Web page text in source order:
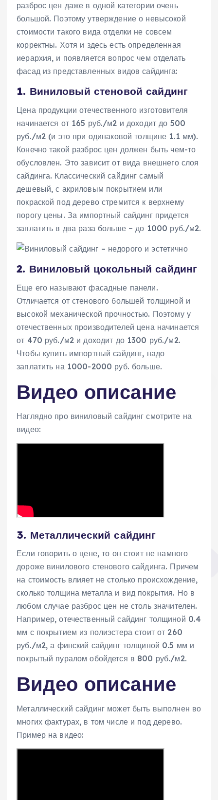
разброс цен даже в одной категории очень
большой. Поэтому утверждение о невысокой
стоимости такого вида отделки не совсем
корректны. Хотя и здесь есть определенная
иерархия, и появляется вопрос чем отделать
фасад из представленных видов сайдинга:
1. Виниловый стеновой сайдинг
Цена продукции отечественного изготовителя
начинается от 165 руб./м2 и доходит до 500
руб./м2 (и это при одинаковой толщине 1.1 мм).
Конечно такой разброс цен должен быть чем-то
обусловлен. Это зависит от вида внешнего слоя
сайдинга. Классический сайдинг самый
дешевый, с акриловым покрытием или
покраской под дерево стремится к верхнему
порогу цены. За импортный сайдинг придется
заплатить в два раза больше – до 1000 руб./м2.
2. Виниловый цокольный сайдинг
Еще его называют фасадные панели.
Отличается от стенового большей толщиной и
высокой механической прочностью. Поэтому у
отечественных производителей цена начинается
от 470 руб./м2 и доходит до 1300 руб./м2.
Чтобы купить импортный сайдинг, надо
заплатить на 1000-2000 руб. больше.
Видео описание
Наглядно про виниловый сайдинг смотрите на
видео:
3. Металлический сайдинг
Если говорить о цене, то он стоит не намного
дороже винилового стенового сайдинга. Причем
на стоимость влияет не столько происхождение,
сколько толщина металла и вид покрытия. Но в
любом случае разброс цен не столь значителен.
Например, отечественный сайдинг толщиной 0.4
мм с покрытием из полиэстера стоит от 260
руб./м2, а финский сайдинг толщиной 0.5 мм и
покрытый пуралом обойдется в 800 руб./м2.
Видео описание
Металлический сайдинг может быть выполнен во
многих фактурах, в том числе и под дерево.
Пример на видео: